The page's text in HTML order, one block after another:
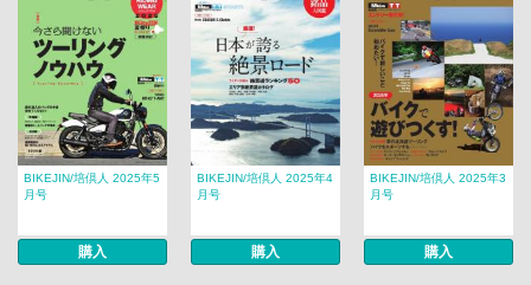
BIKEJIN/培倶人 2025年5
月号
購入
BIKEJIN/培倶人 2025年4
月号
購入
BIKEJIN/培倶人 2025年3
月号
購入